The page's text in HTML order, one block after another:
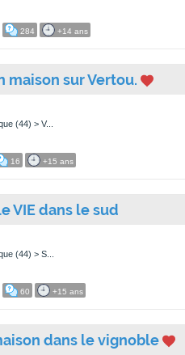
284 +14 ans
maison sur Vertou.
(44) > V...
16 +15 ans
VIE dans le sud
(44) > S...
60 +15 ans
dans le vignoble